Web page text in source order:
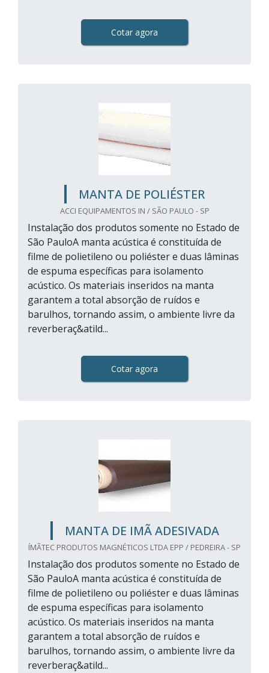
Cotar agora
MANTA DE POLIÉSTER
ACCI EQUIPAMENTOS IN / SÃO PAULO - SP
Instalação dos produtos somente no Estado de
São PauloA manta acústica é constituída de
filme de polietileno ou poliéster e duas lâminas
de espuma específicas para isolamento
acústico. Os materiais inseridos na manta
garantem a total absorção de ruídos e
barulhos, tornando assim, o ambiente livre da
reverberaç&atild...
Cotar agora
MANTA DE IMÃ ADESIVADA
ÍMÃTEC PRODUTOS MAGNÉTICOS LTDA EPP / PEDREIRA - SP
Instalação dos produtos somente no Estado de
São PauloA manta acústica é constituída de
filme de polietileno ou poliéster e duas lâminas
de espuma específicas para isolamento
acústico. Os materiais inseridos na manta
garantem a total absorção de ruídos e
barulhos, tornando assim, o ambiente livre da
reverberaç&atild...